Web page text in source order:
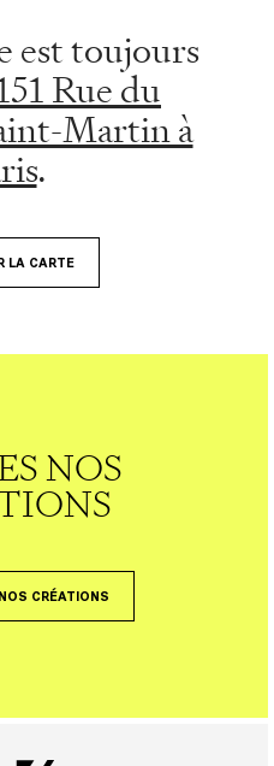
est toujours
Rue du
Martin à
.
LA CARTE
NOS
CRÉATIONS